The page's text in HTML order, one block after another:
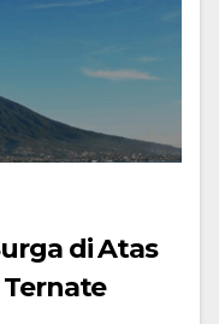
di Atas